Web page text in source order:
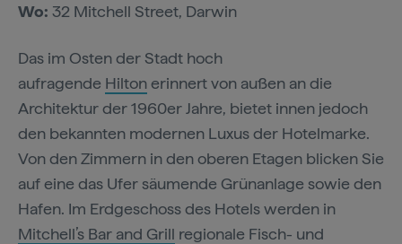
Wo: 32 Mitchell Street, Darwin
Das im Osten der Stadt hoch
aufragende Hiltonerinnert von außen an die
Architektur der 1960er Jahre, bietet innen jedoch
den bekannten modernen Luxus der Hotelmarke.
Von den Zimmern in den oberen Etagen blicken Sie
auf eine das Ufer säumende Grünanlage sowie den
Hafen. Im Erdgeschoss des Hotels werden in
Mitchell’s Bar and Grill regionale Fisch- und